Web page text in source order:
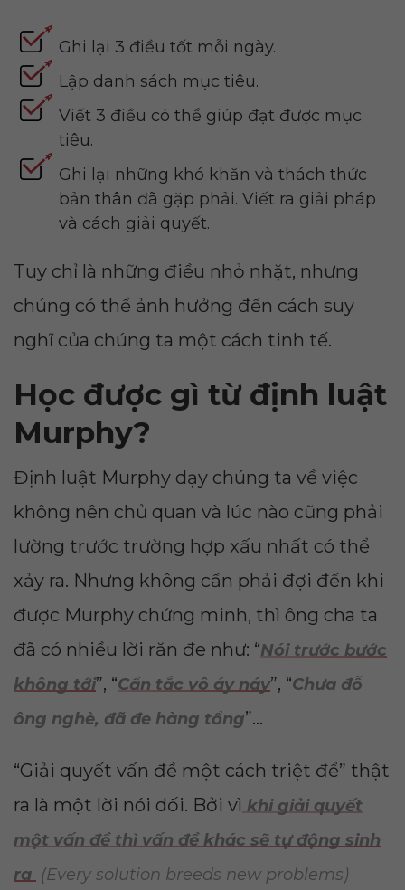
Ghi lại 3 điều tốt mỗi ngày.
Lập danh sách mục tiêu.
Viết 3 điều có thể giúp đạt được mục
tiêu.
Ghi lại những khó khăn và thách thức
bản thân đã gặp phải. Viết ra giải pháp
và cách giải quyết.
Tuy chỉ là những điều nhỏ nhặt, nhưng
chúng có thể ảnh hưởng đến cách suy
nghĩ của chúng ta một cách tinh tế.
Học được gì từ định luật
Murphy?
Định luật Murphy dạy chúng ta về việc
không nên chủ quan và lúc nào cũng phải
lường trước trường hợp xấu nhất có thể
xảy ra. Nhưng không cần phải đợi đến khi
được Murphy chứng minh, thì ông cha ta
đã có nhiều lời răn đe như: “Nói trước bước
không tới”, “Cẩn tắc vô áy náy”, “Chưa đỗ
ông nghè, đã đe hàng tổng”...
“Giải quyết vấn đề một cách triệt để” thật
ra là một lời nói dối. Bởi vì khi giải quyết
một vấn đề thì vấn đề khác sẽ tự động sinh
ra (Every solution breeds new problems)